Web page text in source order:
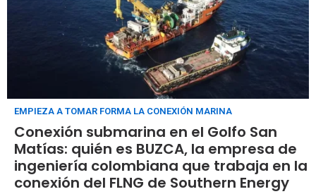
EMPIEZA A TOMAR FORMA LA CONEXIÓN MARINA
Conexión submarina en el Golfo San
Matías: quién es BUZCA, la empresa de
ingeniería colombiana que trabaja en la
conexión del FLNG de Southern Energy